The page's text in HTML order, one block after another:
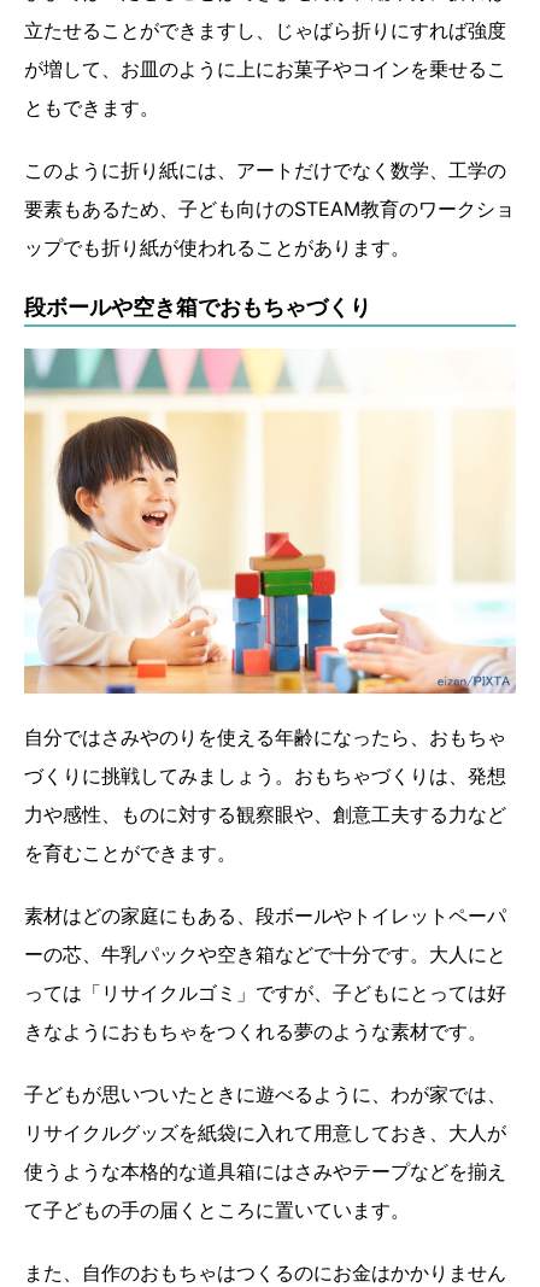
立たせることができますし、じゃばら折りにすれば強度
が増して、お皿のように上にお菓子やコインを乗せるこ
ともできます。
このように折り紙には、アートだけでなく数学、工学の
要素もあるため、子ども向けのSTEAM教育のワークショ
ップでも折り紙が使われることがあります。
段ボールや空き箱でおもちゃづくり
自分ではさみやのりを使える年齢になったら、おもちゃ
づくりに挑戦してみましょう。おもちゃづくりは、発想
力や感性、ものに対する観察眼や、創意工夫する力など
を育むことができます。
素材はどの家庭にもある、段ボールやトイレットペーパ
ーの芯、牛乳パックや空き箱などで十分です。大人にと
っては「リサイクルゴミ」ですが、子どもにとっては好
きなようにおもちゃをつくれる夢のような素材です。
子どもが思いついたときに遊べるように、わが家では、
リサイクルグッズを紙袋に入れて用意しておき、大人が
使うような本格的な道具箱にはさみやテープなどを揃え
て子どもの手の届くところに置いています。
また、自作のおもちゃはつくるのにお金はかかりません